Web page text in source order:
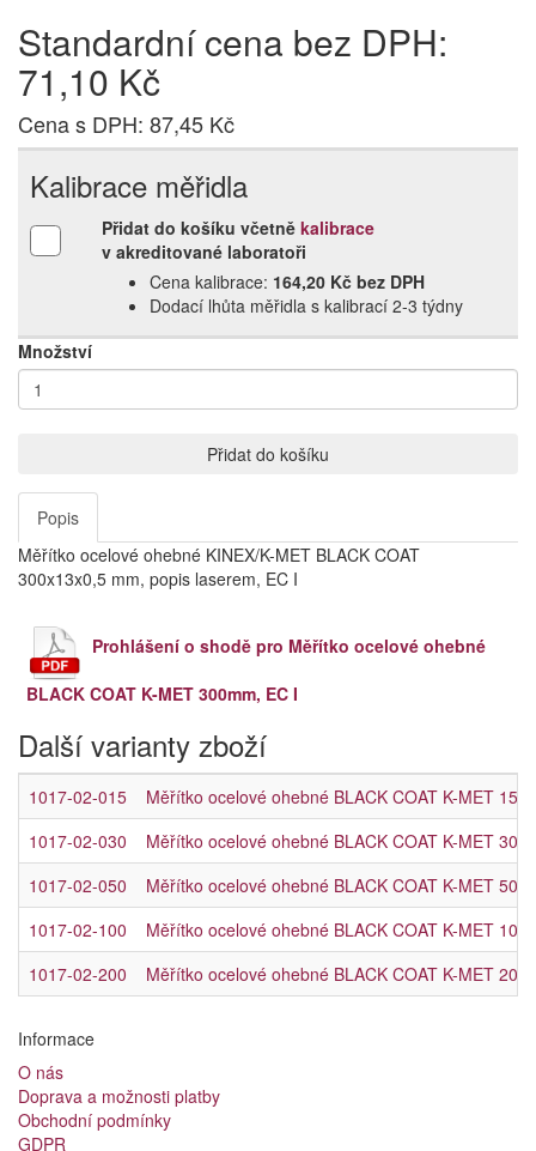
Standardní cena bez DPH:
71,10 Kč
Cena s DPH: 87,45 Kč
Kalibrace měřidla
Přidat do košíku včetně kalibrace
v akreditované laboratoři
Cena kalibrace: 164,20 Kč bez DPH
Dodací lhůta měřidla s kalibrací 2‑3 týdny
Množství
Přidat do košíku
Popis
Měřítko ocelové ohebné KINEX/K-MET BLACK COAT
300x13x0,5 mm, popis laserem, EC I
Prohlášení o shodě pro Měřítko ocelové ohebné
BLACK COAT K-MET 300mm, EC I
Další varianty zboží
1017-02-015
Měřítko ocelové ohebné BLACK COAT K-MET
1017-02-030
Měřítko ocelové ohebné BLACK COAT K-MET
1017-02-050
Měřítko ocelové ohebné BLACK COAT K-MET
1017-02-100
Měřítko ocelové ohebné BLACK COAT K-MET
1017-02-200
Měřítko ocelové ohebné BLACK COAT K-MET
Informace
O nás
Doprava a možnosti platby
Obchodní podmínky
GDPR